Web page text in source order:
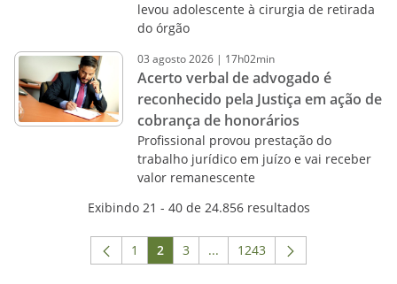
levou adolescente à cirurgia de retirada
do órgão
03 agosto2026 | 17h02min
Acerto verbal de advogado é
reconhecido pela Justiça em ação de
cobrança de honorários
Profissional provou prestação do
trabalho jurídico em juízo e vai receber
valor remanescente
Exibindo 21 - 40 de 24.856 resultados
Página
1 Página
2 Página
3 ...Páginas intermediárias Usar
Página
1243